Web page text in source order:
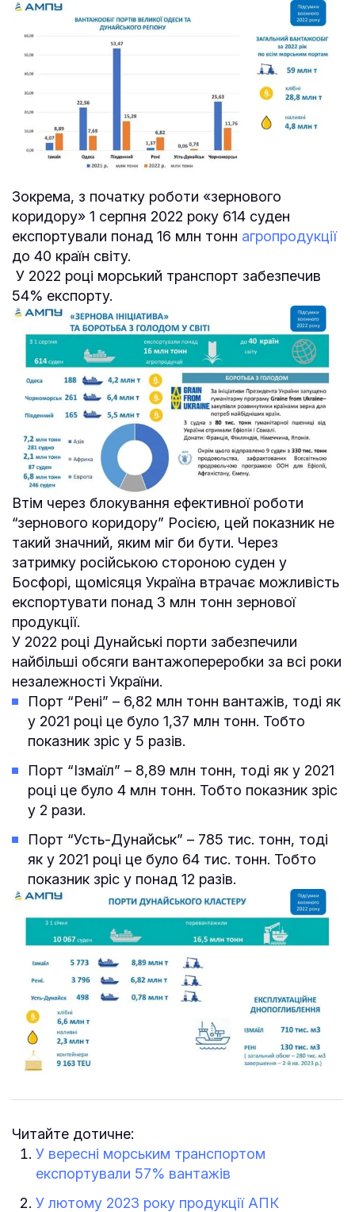
Зокрема, з початку роботи «зернового
коридору» 1 серпня 2022 року 614 суден
експортували понад 16 млн тонн агропродукції
до 40 країн світу.
У 2022 році морський транспорт забезпечив
54% експорту.
Втім через блокування ефективної роботи
“зернового коридору” Росією, цей показник не
такий значний, яким міг би бути. Через
затримку російською стороною суден у
Босфорі, щомісяця Україна втрачає можливість
експортувати понад 3 млн тонн зернової
продукції.
У 2022 році Дунайські порти забезпечили
найбільші обсяги вантажопереробки за всі роки
незалежності України.
Порт “Рені” – 6,82 млн тонн вантажів, тоді як
у 2021 році це було 1,37 млн тонн. Тобто
показник зріс у 5 разів.
Порт “Ізмаїл” – 8,89 млн тонн, тоді як у 2021
році це було 4 млн тонн. Тобто показник зріс
у 2 рази.
Порт “Усть-Дунайськ” – 785 тис. тонн, тоді
як у 2021 році це було 64 тис. тонн. Тобто
показник зріс у понад 12 разів.
Читайте дотичне:
У вересні морським транспортом
експортували 57% вантажів
У лютому 2023 року продукції АПК